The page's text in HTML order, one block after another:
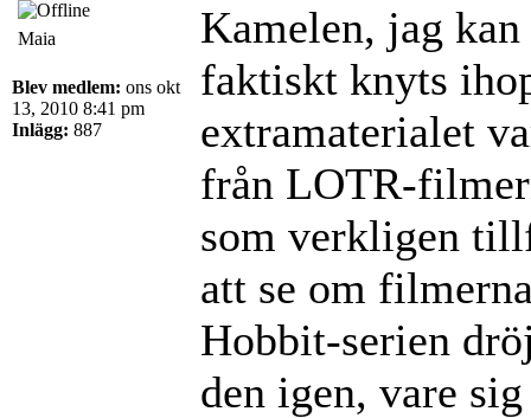
Maia
Blev medlem: ons okt
13, 2010 8:41 pm
Inlägg: 887
Kamelen, jag
faktiskt knyts
extramaterialet
från LOTR-
som verkligen
att se om
Hobbit-serien
den igen, vare